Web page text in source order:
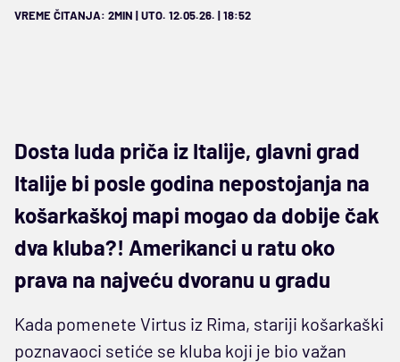
VREME ČITANJA: 2MIN | UTO. 12.05.26. | 18:52
Dosta luda priča iz Italije, glavni grad
Italije bi posle godina nepostojanja na
košarkaškoj mapi mogao da dobije čak
dva kluba?! Amerikanci u ratu oko
prava na najveću dvoranu u gradu
Kada pomenete Virtus iz Rima, stariji košarkaški
poznavaoci setiće se kluba koji je bio važan